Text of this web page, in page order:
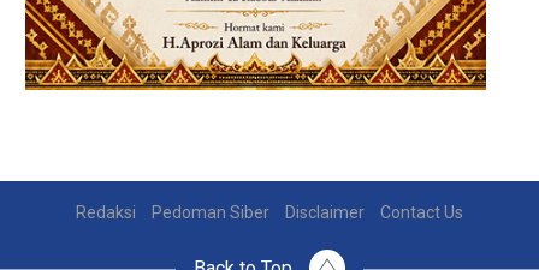
Redaksi Pedoman Siber Disclaimer Contact Us